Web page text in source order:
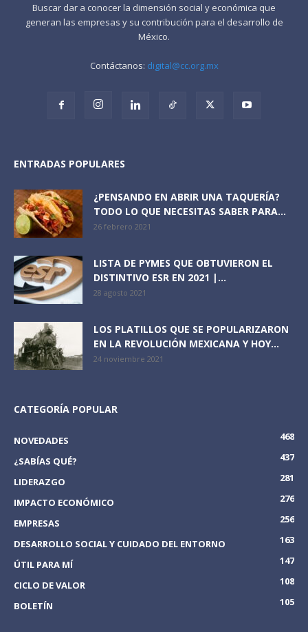
Buscar dar a conocer la dimensión social y económica que
generan las empresas y su contribución para el desarrollo de
México.
Contáctanos: digital@cc.org.mx
ENTRADAS POPULARES
¿PENSANDO EN ABRIR UNA TAQUERÍA?
TODO LO QUE NECESITAS SABER PARA...
26 febrero 2021
LISTA DE PYMES QUE OBTUVIERON EL
DISTINTIVO ESR EN 2021 |...
28 agosto 2021
LOS PLATILLOS QUE SE POPULARIZARON
EN LA REVOLUCIÓN MEXICANA Y HOY...
24 noviembre 2021
CATEGORÍA POPULAR
NOVEDADES
468
¿SABÍAS QUÉ?
437
LIDERAZGO
281
IMPACTO ECONÓMICO
276
EMPRESAS
256
DESARROLLO SOCIAL Y CUIDADO DEL ENTORNO
163
ÚTIL PARA MÍ
147
CICLO DE VALOR
108
BOLETÍN
105